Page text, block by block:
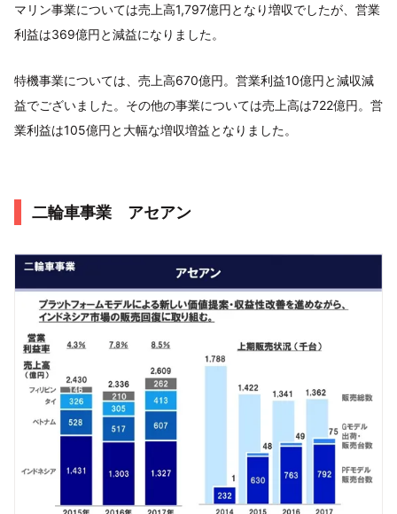
マリン事業については売上高1,797億円となり増収でしたが、営業
利益は369億円と減益になりました。
特機事業については、売上高670億円。営業利益10億円と減収減
益でございました。その他の事業については売上高は722億円。営
業利益は105億円と大幅な増収増益となりました。
二輪車事業 アセアン